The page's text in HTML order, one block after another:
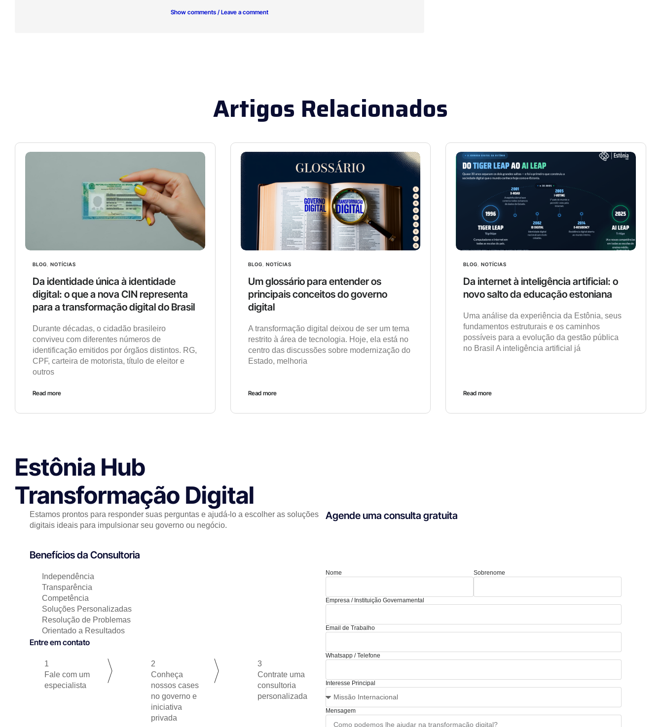
Show comments / Leave a comment
Artigos Relacionados
BLOG NOTÍCIAS
Da identidade única à identidade
digital: o que a nova CIN representa
para a transformação digital do Brasil
Durante décadas, o cidadão brasileiro
conviveu com diferentes números de
identificação emitidos por órgãos distintos. RG,
CPF, carteira de motorista, título de eleitor e
outros
Read more
BLOG NOTÍCIAS
Um glossário para entender os
principais conceitos do governo
digital
A transformação digital deixou de ser um tema
restrito à área de tecnologia. Hoje, ela está no
centro das discussões sobre modernização do
Estado, melhoria
Read more
BLOG ,NOTÍCIAS
Da internet à inteligência artificial: o
novo salto da educação estoniana
Uma análise da experiência da Estônia, seus
fundamentos estruturais e os caminhos
possíveis para a evolução da gestão pública
no Brasil A inteligência artificial já
Read more
Estônia Hub
Transformação Digital
Estamos prontos para responder suas perguntas e ajudá-lo a escolher as soluções
digitais ideais para impulsionar seu governo ou negócio.
Benefícios da Consultoria
Independência
Transparência
Competência
Soluções Personalizadas
Resolução de Problemas
Orientado a Resultados
Entre em contato
1
Fale com um
especialista
2
Conheça
nossos cases
no governo e
iniciativa
privada
3
Contrate uma
consultoria
personalizada
Agende uma consulta gratuita
Nome Sobrenome
Empresa / Instituição Governamental
Email de Trabalho
Whatsapp / Telefone
Interesse Principal
Mensagem